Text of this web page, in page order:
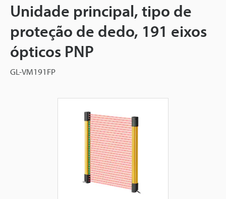
Unidade principal, tipo de
proteção de dedo, 191 eixos
ópticos PNP
GL-VM191FP